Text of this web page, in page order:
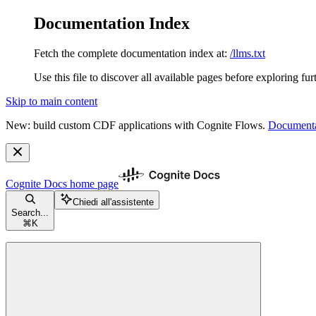
Documentation Index
Fetch the complete documentation index at: /llms.txt
Use this file to discover all available pages before exploring
Skip to main content
New: build custom CDF applications with Cognite Flows.
Cognite Docs home page
Search...
⌘ K
Chiedi all'assistente